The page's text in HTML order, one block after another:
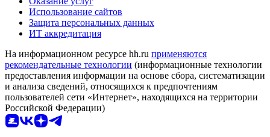
Использование сайтов
Защита персональных данных
ИТ аккредитация
На информационном ресурсе hh.ru применяются
рекомендательные технологии (информационные технологии
предоставления информации на основе сбора, систематизации
и анализа сведений, относящихся к предпочтениям
пользователей сети «Интернет», находящихся на территории
Российской Федерации)